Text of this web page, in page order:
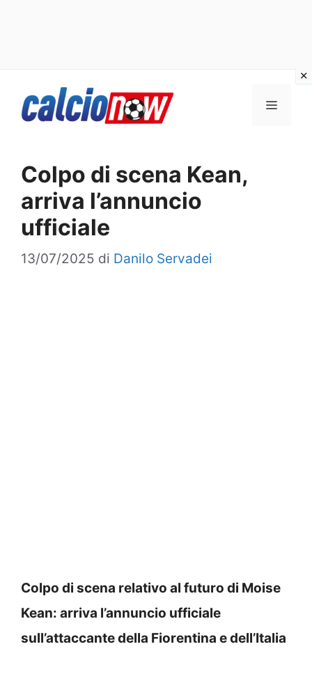
Menu
Colpo di scena Kean,
arriva l’annuncio
ufficiale
13/07/2025 di Danilo Servadei
Colpo di scena relativo al futuro di Moise
Kean: arriva l’annuncio ufficiale
sull’attaccante della Fiorentina e dell’Italia